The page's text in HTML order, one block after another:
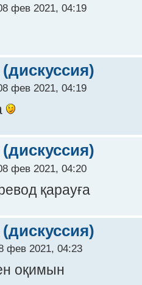
фев 2021, 04:19
(дискуссия)
фев 2021, 04:19
(дискуссия)
фев 2021, 04:20
қарауға
(дискуссия)
фев 2021, 04:23
оқимын